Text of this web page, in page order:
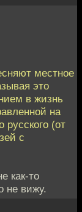
местное
это
в жизнь
на
русского (от
с
как-то
не вижу.